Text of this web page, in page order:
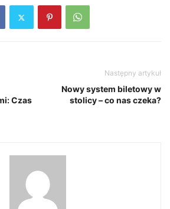
Czas
Następny artykuł
Nowy system biletowy w
stolicy – co nas czeka?